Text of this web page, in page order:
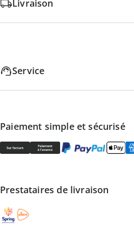
Livraison
Service
Paiement simple et sécurisé
Prestataires de livraison